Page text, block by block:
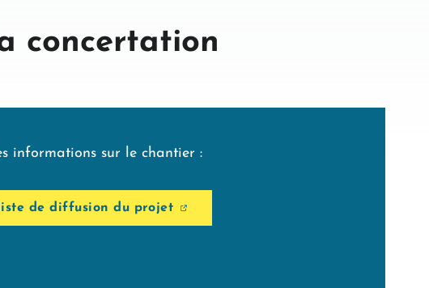
concertation
informations sur le chantier :
de diffusion du projet